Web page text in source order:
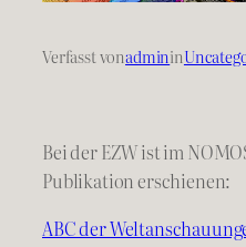
Verfasst vonadminin
Bei der EZW ist im
Publikation erschienen:
ABC der